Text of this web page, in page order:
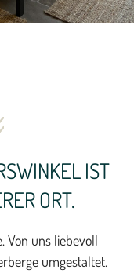
IST
ORT.
Von uns liebevoll
umgestaltet.